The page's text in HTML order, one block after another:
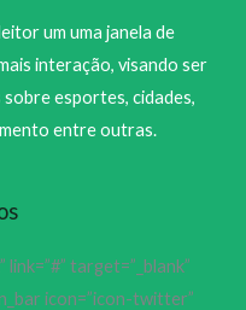
um uma janela de
interação, visando ser
esportes, cidades,
entre outras.
target=”_blank”
icon=”icon-twitter”